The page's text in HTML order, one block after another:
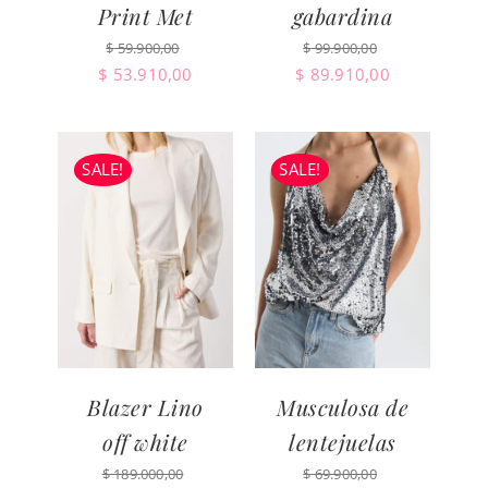
ELEGIR
EN
LA
PRODUCTO
Print Met
$59.900,00
El
original
era:
$ 59.900,00.
$ 53.910,00
es:
$ 53.910,00.
ELEGIR
EN
LA
PRODUCTO
gabardina
$99.900,00
El
original
era:
$ 99.900,00.
$ 89.910,00El
actual
es:
$ 89.910,00.
SALE!
OPCIONESESTE
SE
ELEGIR
EN
Blazer Lino
off white
$189.000,00
SALE!
SELECCIONAR
OPCIONESESTE
PRODUCTO
TIENE
VARIAS
VARIANTES.
SE
ELEGIR
EN
Musculosa de
lentejuelas
$69.900,00